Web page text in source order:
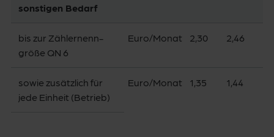
sonstigen Bedarf
bis zur Zählernenn­
größe QN 6
Euro/­Monat 2,30 2,46
sowie zusätzlich für
jede Einheit (Betrieb)
Euro/­Monat 1,35 1,44